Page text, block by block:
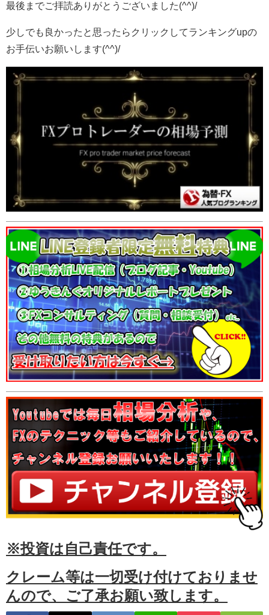
最後までご拝読ありがとうございました(^^)/
少しでも良かったと思ったらクリックしてランキングupの
お手伝いお願いします(^^)/
※投資は自己責任です。
クレーム等は一切受け付けておりませ
んので、ご了承お願い致します。